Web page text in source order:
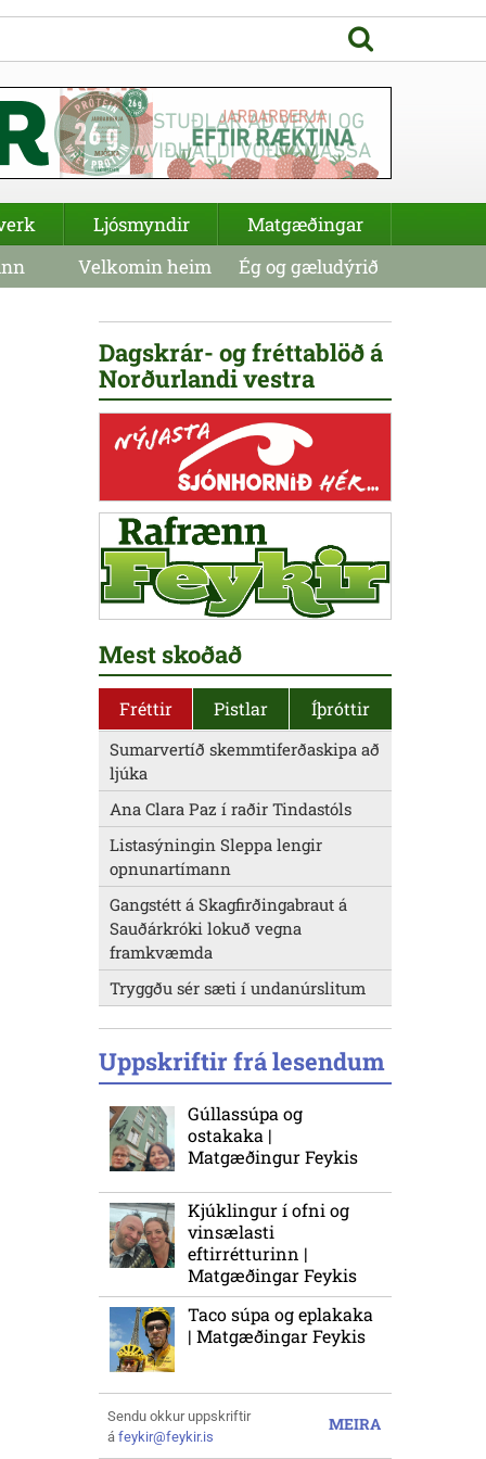
Dagskrár- og fréttablöð á
Norðurlandi vestra
Mest skoðað
Fréttir Pistlar Íþróttir
Sumarvertíð skemmtiferðaskipa að
ljúka
Ana Clara Paz í raðir Tindastóls
Listasýningin Sleppa lengir
opnunartímann
Gangstétt á Skagfirðingabraut á
Sauðárkróki lokuð vegna
framkvæmda
Tryggðu sér sæti í undanúrslitum
Uppskriftir frá lesendum
Gúllassúpa og
ostakaka |
Matgæðingur Feykis
Kjúklingur í ofni og
vinsælasti
eftirrétturinn |
Matgæðingar Feykis
Taco súpa og eplakaka
| Matgæðingar Feykis
MEIRA
Sendu okkur uppskriftir
á feykir@feykir.is
Ljósmyndir
Matgæðingar
Velkomin heim Ég og gæludýrið